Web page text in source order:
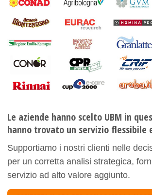
Le aziende hanno scelto UBM in
hanno trovato un servizio flessibile
Supportiamo i nostri clienti nelle
per un corretta analisi strategica,
servizio ad alto valore aggiunto.